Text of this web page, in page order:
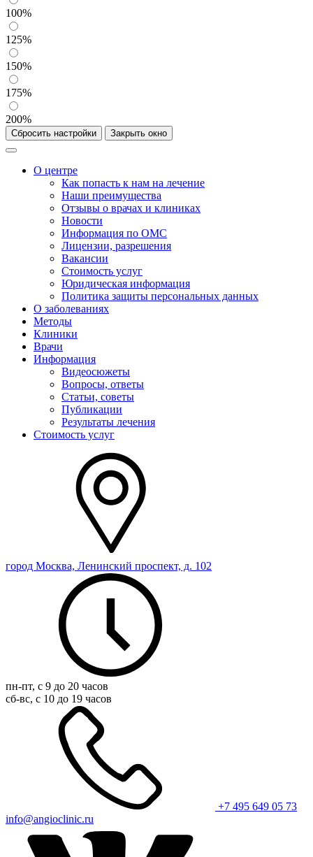
100%
125%
150%
175%
200%
Сбросить настройки Закрыть окно
О центре
Как попасть к нам на лечение
Наши преимущества
Отзывы о врачах и клиниках
Новости
Информация по ОМС
Лицензии, разрешения
Вакансии
Стоимость услуг
Юридическая информация
Политика защиты персональных данных
О заболеваниях
Методы
Клиники
Врачи
Информация
Видеосюжеты
Вопросы, ответы
Статьи, советы
Публикации
Результаты лечения
Стоимость услуг
город Москва, Ленинский проспект, д. 102
пн-пт, с 9 до 20 часов
сб-вс, с 10 до 19 часов
+7 495 649 05 73
info@angioclinic.ru